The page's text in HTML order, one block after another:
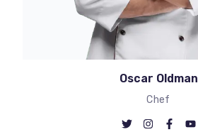
Oscar Oldman
Chef